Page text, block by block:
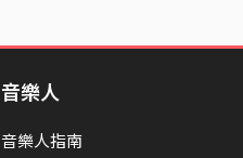
音樂人
音樂人指南